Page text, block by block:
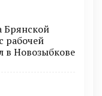
Брянской
рабочей
в Новозыбкове